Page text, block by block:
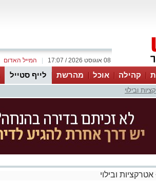
המייל האדום 08 אוגוסט 2026 / 17:07
קהילה אוכל מהרשת לייף סטייל
ובילוי
אטרקציות ובילוי